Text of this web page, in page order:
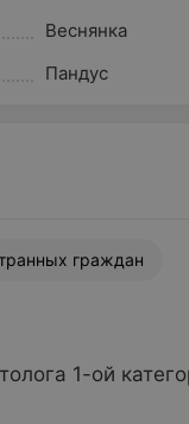
Веснянка
Пандус
граждан
1-ой